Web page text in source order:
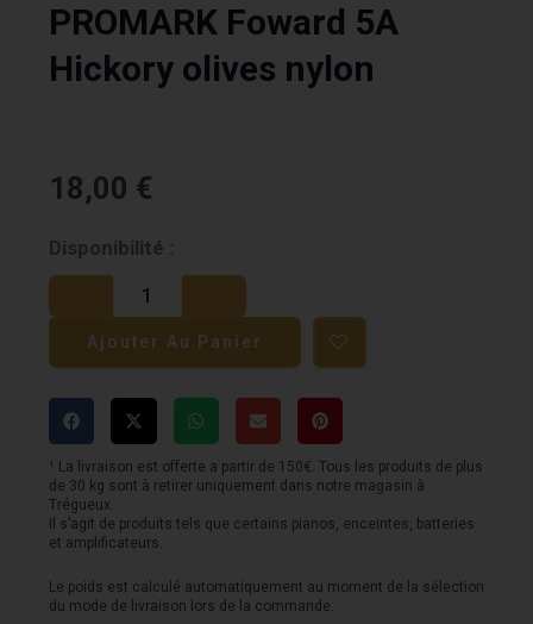
PROMARK Foward 5A
Hickory olives nylon
18,00 €
Disponibilité :
quantité
de
Paire
de
PROMARK
Foward
5A
Hickory
nylon
Ajouter Au Panier
¹ La livraison est offerte a partir de 150€. Tous les produits de plus
de 30 kg sont à retirer uniquement dans notre magasin à
Trégueux.
Il s’agit de produits tels que certains pianos, enceintes, batteries
et amplificateurs.
Le poids est calculé automatiquement au moment de la sélection
du mode de livraison lors de la commande.